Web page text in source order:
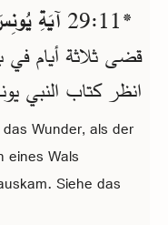
*11‏:29 آيَةِ
قضى ثلاثة أيام
انظر كتاب النبي
Wunder, als der
eines Wals
Siehe das